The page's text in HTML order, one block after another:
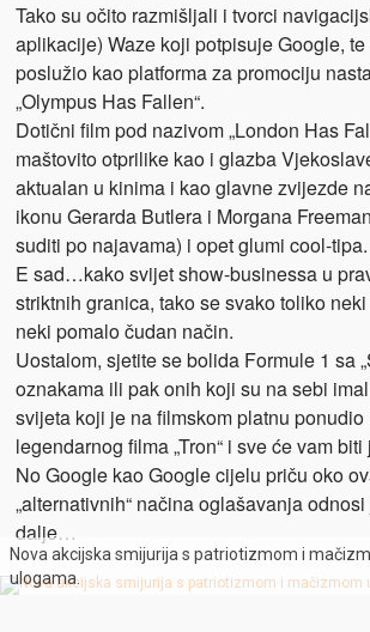
Tako su očito razmišljali i tvorci
aplikacije) Waze koji potpisuje Google,
poslužio kao platforma za promociju
„Olympus Has Fallen“.
Dotični film pod nazivom „London Has
maštovito otprilike kao i glazba
aktualan u kinima i kao glavne zvijezde
ikonu Gerarda Butlera i Morgana
suditi po najavama) i opet glumi cool-tipa.
E sad…kako svijet show-businessa u
striktnih granica, tako se svako toliko
neki pomalo čudan način.
Uostalom, sjetite se bolida Formule 1 sa
oznakama ili pak onih koji su na sebi
svijeta koji je na filmskom platnu ponudio
legendarnog filma „Tron“ i sve će vam biti
No Google kao Google cijelu priču oko
„alternativnih“ načina oglašavanja
dalje…
Nova akcijska smijurija s patriotizmom i
ulogama.